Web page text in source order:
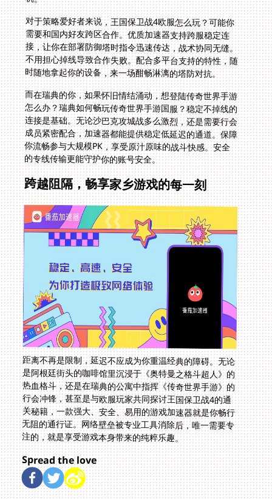
对于策略爱好者来说，王国保卫战4欧服怎么玩？可能你
需要和国内好友跨区合作。优质加速器支持跨服稳定连
接，让你在部署防御塔时指令迅速传达，战术协同无缝。
不用担心掉线导致合作失败。配合多平台支持的特性，随
时随地拿起你的设备，来一场酣畅淋漓的塔防对抗。
而在瑞典的你，如果怀旧情结涌动，想登陆传奇世界手游
怎么办？瑞典如何畅玩传奇世界手游国服？稳定不掉线的
连接是基础。无论沙巴克攻城战多么激烈，还是需要行会
成员紧密配合，加速器都能提供稳定低延迟的通道。保障
你流畅参与大规模PK，享受原汁原味的战斗快感。安全
的专线传输更能守护你的账号安全。
跨越阻隔，畅享家乡游戏的每一刻
距离不再是限制，延迟不应成为你重温经典的障碍。无论
是阿根廷街头的咖啡馆里沉浸于《奥特曼之格斗超人》的
热血格斗，还是在瑞典的公寓中指挥《传奇世界手游》的
行会冲锋，甚至是与欧服玩家共同探讨王国保卫战4的通
关秘籍，一款强大、安全、易用的游戏加速器就是你畅行
无阻的通行证。网络壁垒被专业工具消除后，唯一需要专
注的，就是享受游戏本身带来的纯粹乐趣。
Spread the love